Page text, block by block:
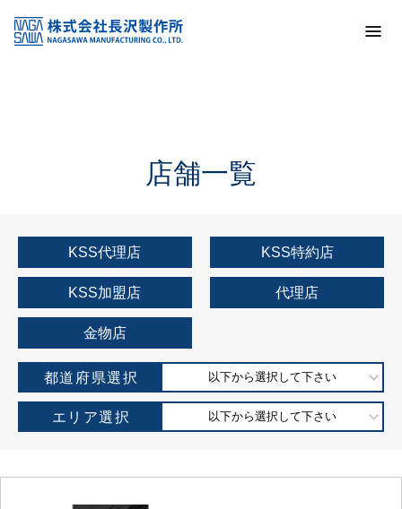
KSS加盟店・取扱店情報
店舗一覧
店舗一覧
KSS代理店 KSS特約店
KSS加盟店 代理店
金物店
都道府県選択 以下から選択して下さい
エリア選択 以下から選択して下さい